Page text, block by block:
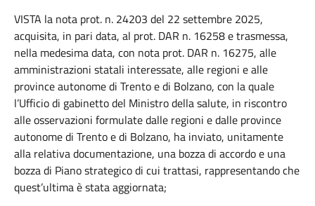
VISTA la nota prot. n. 24203 del 22 settembre 2025,
acquisita, in pari data, al prot. DAR n. 16258 e trasmessa,
nella medesima data, con nota prot. DAR n. 16275, alle
amministrazioni statali interessate, alle regioni e alle
province autonome di Trento e di Bolzano, con la quale
l’Ufficio di gabinetto del Ministro della salute, in riscontro
alle osservazioni formulate dalle regioni e dalle province
autonome di Trento e di Bolzano, ha inviato, unitamente
alla relativa documentazione, una bozza di accordo e una
bozza di Piano strategico di cui trattasi, rappresentando che
quest’ultima è stata aggiornata;